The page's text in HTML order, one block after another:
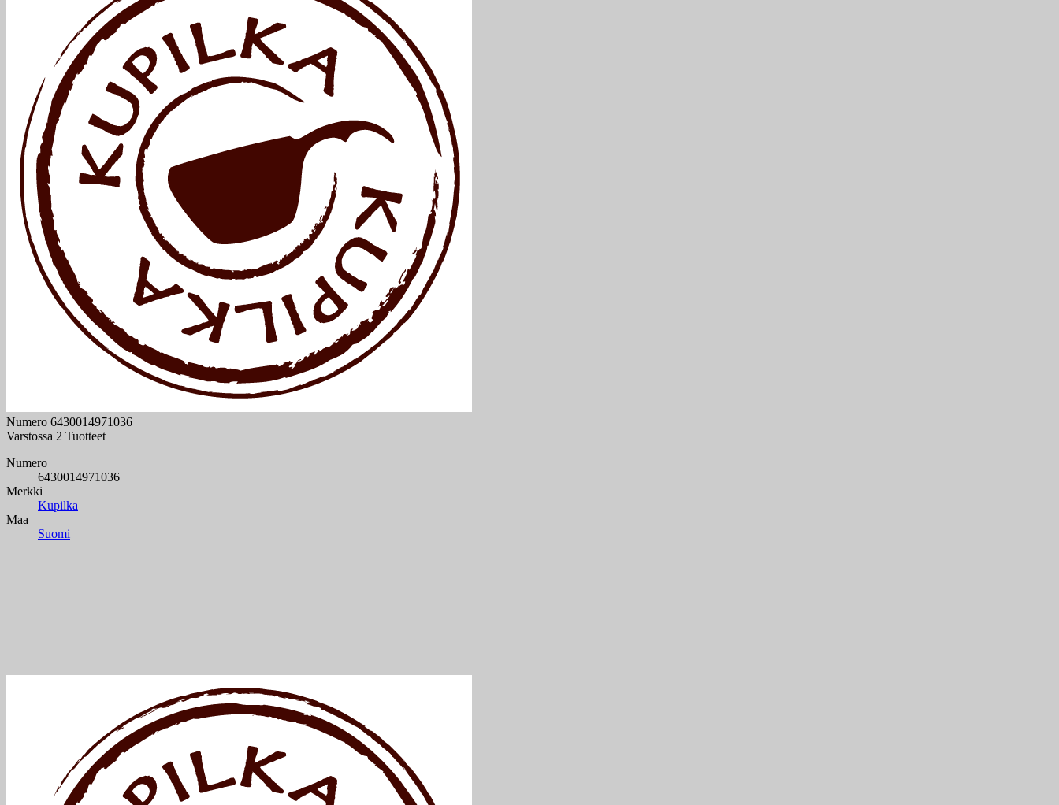
Numero 6430014971036
Varstossa 2 Tuotteet
Numero
6430014971036
Merkki
Kupilka
Maa
Suomi